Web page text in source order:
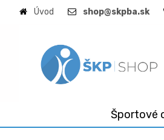
Úvod shop@skpba.sk
Športové